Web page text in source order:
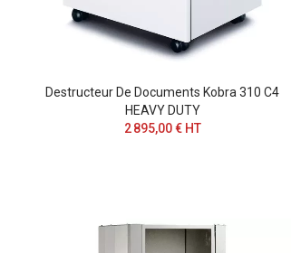
Destructeur De Documents Kobra 310 C4
HEAVY DUTY
2 895,00 € HT